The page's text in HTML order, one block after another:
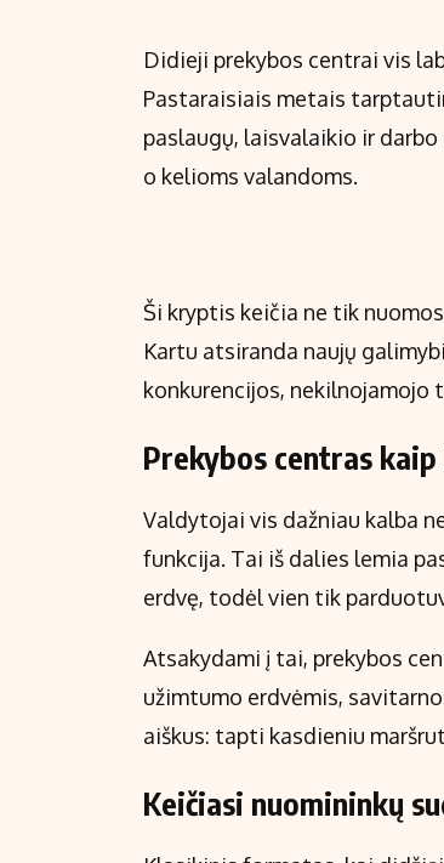
Didieji prekybos centrai vis
Pastaraisiais metais
paslaugų, laisvalaikio ir
o kelioms valandoms.
Ši kryptis keičia ne tik
Kartu atsiranda naujų
konkurencijos, nekilnojamojo
Prekybos centras
Valdytojai vis dažniau kalba
funkcija. Tai iš dalies lemia
erdvę, todėl vien tik
Atsakydami į tai, prekybos
užimtumo erdvėmis,
aiškus: tapti kasdieniu
Keičiasi nuomininkų